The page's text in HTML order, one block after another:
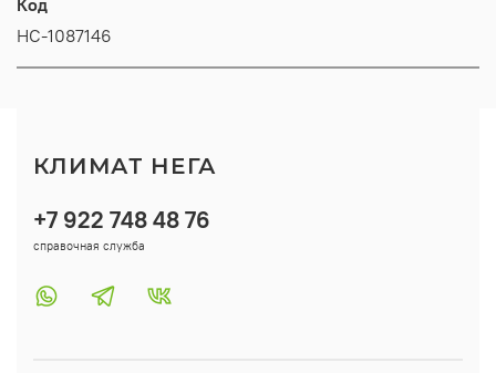
НС-1087146
+7 922 748 48 76
справочная служба
КЛИМАТ НЕГА